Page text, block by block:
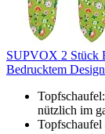
SUPVOX 2 Stück
Bedrucktem
nützlich im
Topfschaufel